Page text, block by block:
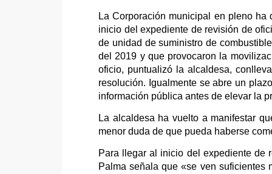
La Corporación municipal en pleno
inicio del expediente de revisión de
de unidad de suministro de
del 2019 y que provocaron la
oficio, puntualizó la alcaldesa,
resolución. Igualmente se abre un
información pública antes de elevar la
La alcaldesa ha vuelto a manifestar
menor duda de que pueda haberse
Para llegar al inicio del expediente de
Palma señala que «se ven suficientes